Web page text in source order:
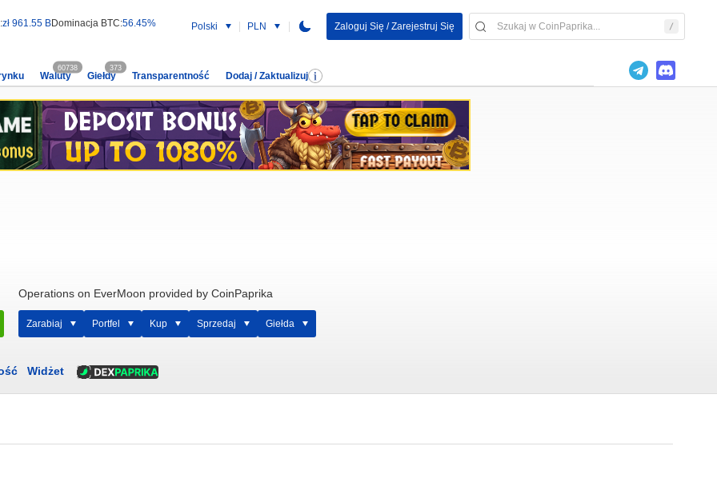
zł 961.55 BDominacja BTC:56.45% Polski PLN Zaloguj Się / Zarejestruj Się
Waluty
60738
Giełdy
373
Transparentność Dodaj / Zaktualizuj
Operations on EverMoon provided by CoinPaprika
Zarabiaj Portfel Kup Sprzedaj Giełda
Widżet